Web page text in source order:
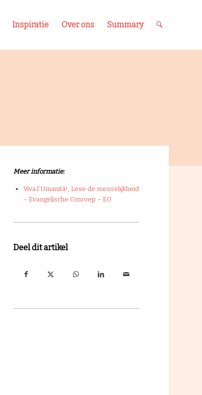
Inspiratie Over ons Summary
Meer informatie:
Viva l’Umanità!, Leve de menselijkheid
– Evangelische Omroep – EO
Deel dit artikel